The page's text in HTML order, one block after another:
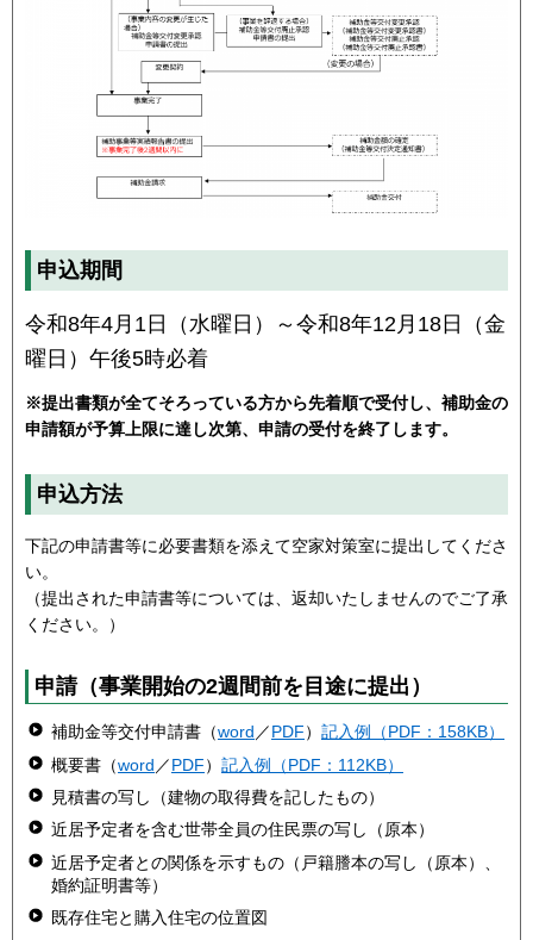
申込期間
令和8年4月1日（水曜日）～令和8年12月18日（金
曜日）午後5時必着
※提出書類が全てそろっている方から先着順で受付し、補助金の
申請額が予算上限に達し次第、申請の受付を終了します。
申込方法
下記の申請書等に必要書類を添えて空家対策室に提出してくださ
い。
（提出された申請書等については、返却いたしませんのでご了承
ください。）
申請（事業開始の2週間前を目途に提出）
補助金等交付申請書（word ／PDF） 記入例（PDF：158KB）
概要書（word ／PDF） 記入例（PDF：112KB）
見積書の写し（建物の取得費を記したもの）
近居予定者を含む世帯全員の住民票の写し（原本）
近居予定者との関係を示すもの（戸籍謄本の写し（原本）、
婚約証明書等）
既存住宅と購入住宅の位置図